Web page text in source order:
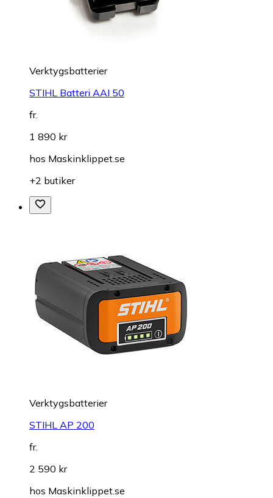
Verktygsbatterier
STIHL Batteri AAI 50
fr.
1 890 kr
hos Maskinklippet.se
+2 butiker
Verktygsbatterier
STIHL AP 200
fr.
2 590 kr
hos Maskinklippet.se